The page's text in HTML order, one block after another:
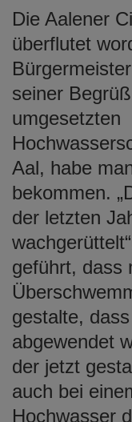
Die Aalener
überflutet
seiner
umgesetzten
Aal, habe
bekommen.
der letzten
geführt, dass
gestalte,
abgewendet
der jetzt
auch bei
Hochwasser